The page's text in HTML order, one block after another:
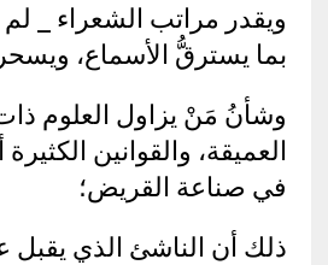
ويقدر مراتب الشعراء _ لم
بما يسترقُّ الأسماع، ويسحر
وشأنُ مَنْ يزاول العلوم
العميقة، والقوانين الكثيرة
في صناعة القريض؛
ذلك أن الناشئ الذي